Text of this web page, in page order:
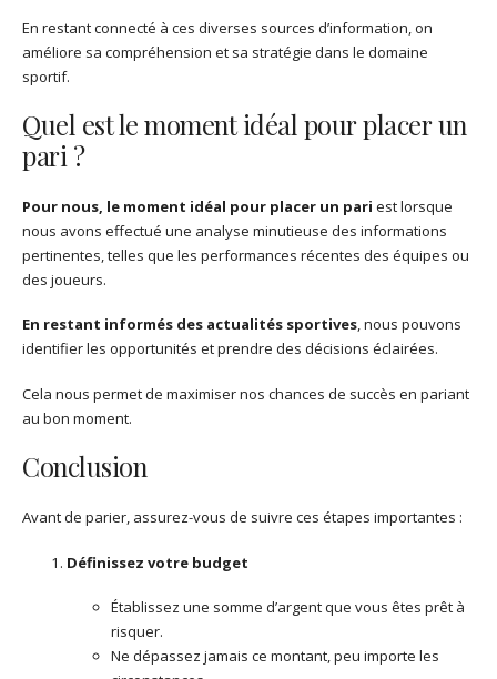
En restant connecté à ces diverses sources d’information, on
améliore sa compréhension et sa stratégie dans le domaine
sportif.
Quel est le moment idéal pour placer un
pari ?
Pour nous, le moment idéal pour placer un pari est lorsque
nous avons effectué une analyse minutieuse des informations
pertinentes, telles que les performances récentes des équipes ou
des joueurs.
En restant informés des actualités sportives, nous pouvons
identifier les opportunités et prendre des décisions éclairées.
Cela nous permet de maximiser nos chances de succès en pariant
au bon moment.
Conclusion
Avant de parier, assurez-vous de suivre ces étapes importantes :
Définissez votre budget
Établissez une somme d’argent que vous êtes prêt à
risquer.
Ne dépassez jamais ce montant, peu importe les